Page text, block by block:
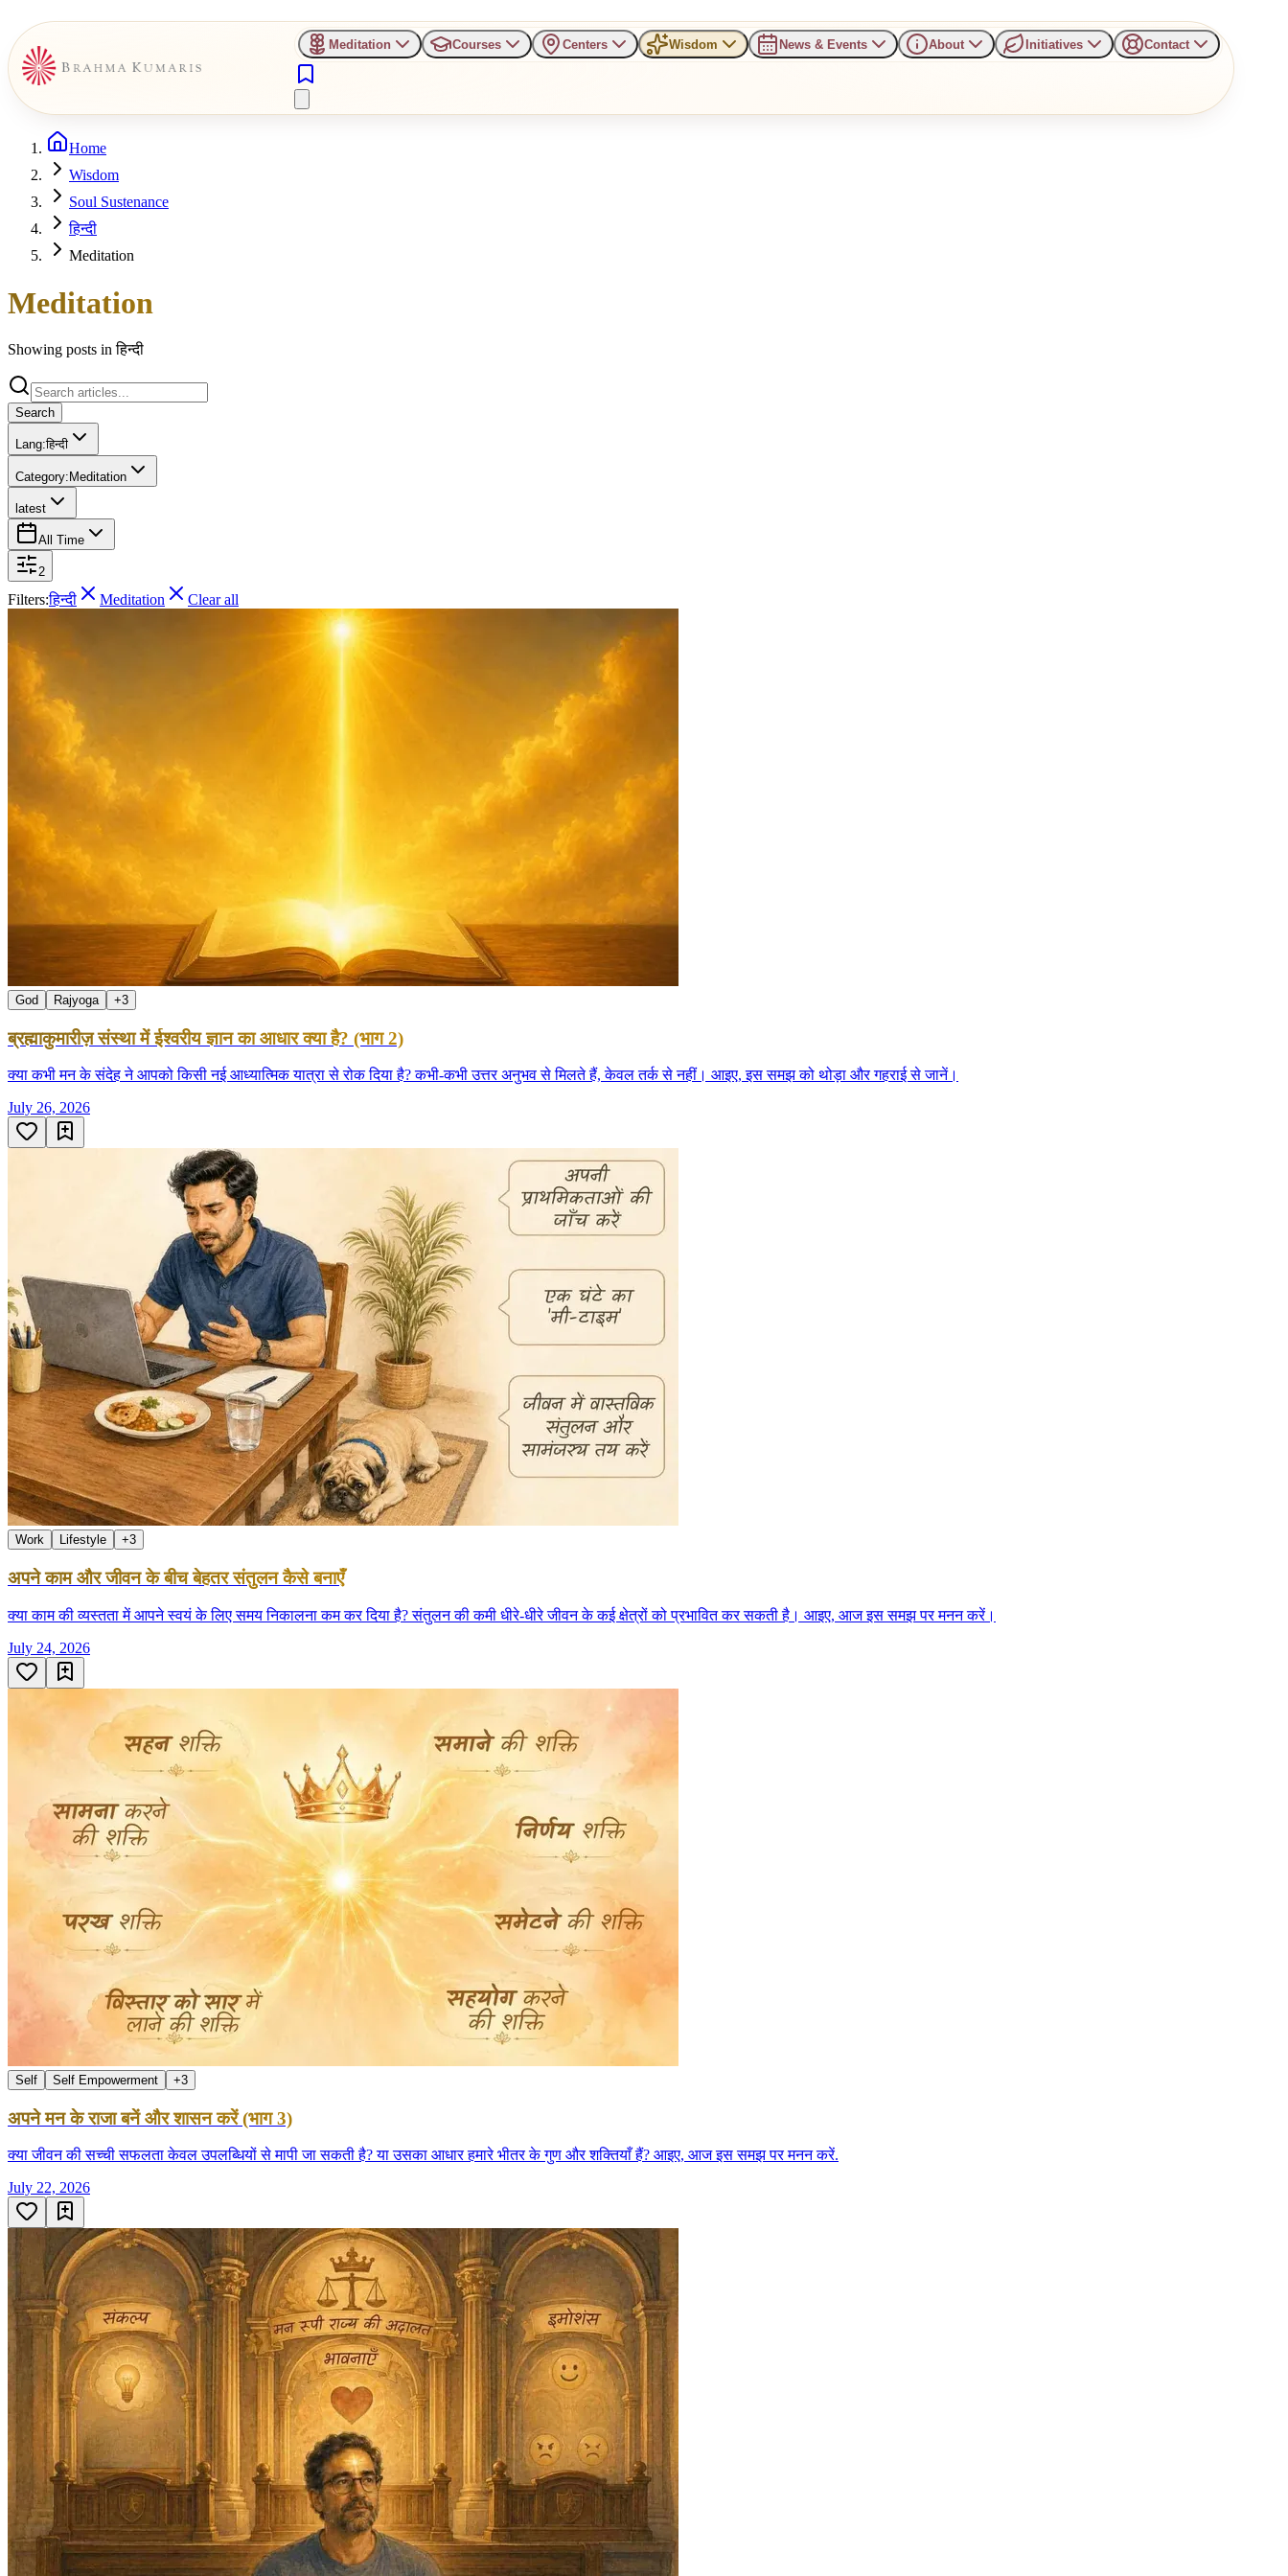
Meditation Courses Centers Wisdom News & Events About Initiatives Contact
Home
Wisdom
Soul Sustenance
हिन्दी
Meditation
Meditation
Showing posts inहिन्दी
Search
Lang:हिन्दी
Category: Meditation
latest
All Time
2
Filters:हिन्दी Meditation Clear all
God Rajyoga +3
ब्रह्माकुमारीज़ संस्था में ईश्वरीय ज्ञान का आधार क्या है? (भाग 2)
क्या कभी मन के संदेह ने आपको किसी नई आध्यात्मिक यात्रा से रोक दिया है? कभी-कभी उत्तर अनुभव से मिलते हैं, केवल तर्क से नहीं। आइए, इस समझ को थोड़ा और गहराई से जानें।
July 26, 2026
Work Lifestyle +3
अपने काम और जीवन के बीच बेहतर संतुलन कैसे बनाएँ
क्या काम की व्यस्तता में आपने स्वयं के लिए समय निकालना कम कर दिया है? संतुलन की कमी धीरे-धीरे जीवन के कई क्षेत्रों को प्रभावित कर सकती है। आइए, आज इस समझ पर मनन करें।
July 24, 2026
Self Self Empowerment +3
अपने मन के राजा बनें और शासन करें (भाग 3)
क्या जीवन की सच्ची सफलता केवल उपलब्धियों से मापी जा सकती है? या उसका आधार हमारे भीतर के गुण और शक्तियाँ हैं? आइए, आज इस समझ पर मनन करें.
July 22, 2026